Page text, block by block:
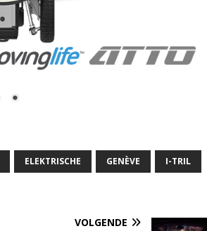
ELEKTRISCHE GENÈVE I-TRIL
VOLGENDE